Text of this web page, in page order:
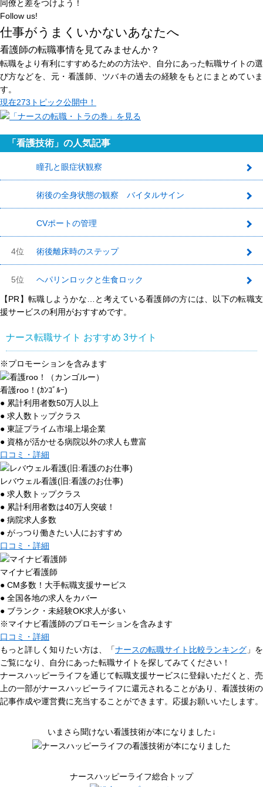
同僚と差をつけよう！
Follow us!
仕事がうまくいかないあなたへ
看護師の転職事情を見てみませんか？
転職をより有利にすすめるための方法や、自分にあった転職サイトの選
び方などを、元・看護師、ツバキの過去の経験をもとにまとめていま
す。
現在273トピック公開中！
「看護技術」の人気記事
瞳孔と眼症状観察
術後の全身状態の観察 バイタルサイン
CVポートの管理
4位 術後離床時のステップ
5位 ヘパリンロックと生食ロック
【PR】転職しようかな…と考えている看護師の方には、以下の転職支
援サービスの利用がおすすめです。
ナース転職サイト おすすめ 3サイト
※プロモーションを含みます
看護roo！(ｶﾝｺﾞﾙｰ)
● 累計利用者数50万人以上
● 求人数トップクラス
● 東証プライム市場上場企業
● 資格が活かせる病院以外の求人も豊富
口コミ・詳細
レバウェル看護(旧:看護のお仕事)
● 求人数トップクラス
● 累計利用者数は40万人突破！
● 病院求人多数
● がっつり働きたい人におすすめ
口コミ・詳細
マイナビ看護師
● CM多数！大手転職支援サービス
● 全国各地の求人をカバー
● ブランク・未経験OK求人が多い
※マイナビ看護師のプロモーションを含みます
口コミ・詳細
もっと詳しく知りたい方は、「ナースの転職サイト比較ランキング 」を
ご覧になり、自分にあった転職サイトを探してみてください！
ナースハッピーライフを通じて転職支援サービスに登録いただくと、売
上の一部がナースハッピーライフに還元されることがあり、看護技術の
記事作成や運営費に充当することができます。応援お願いいたします。
いまさら聞けない看護技術が本になりました↓
ナースハッピーライフ総合トップ